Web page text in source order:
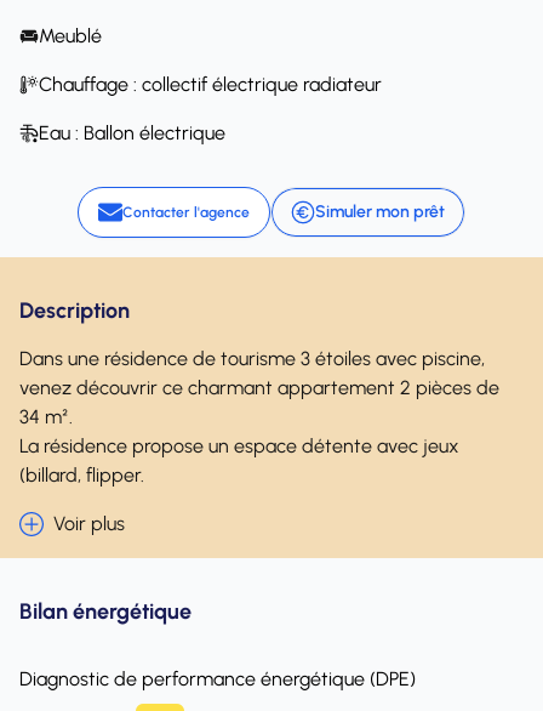
Meublé
Chauffage : collectif électrique radiateur
Eau : Ballon électrique
Contacter l'agence Simuler mon prêt
Description
Dans une résidence de tourisme 3 étoiles avec piscine,
venez découvrir ce charmant appartement 2 pièces de
34 m².
La résidence propose un espace détente avec jeux
(billard, flipper.
Voir plus
Bilan énergétique
Diagnostic de performance énergétique (DPE)